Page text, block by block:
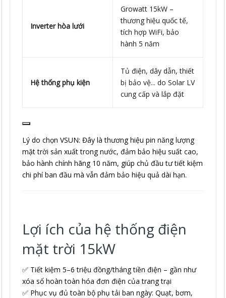
Inverter hòa lưới
Growatt 15kW –
thương hiệu quốc tế,
tích hợp WiFi, bảo
hành 5 năm
Hệ thống phụ kiện
Tủ điện, dây dẫn, thiết
bị bảo vệ... do Solar LV
cung cấp và lắp đặt
Lý do chọn VSUN: Đây là thương hiệu pin năng lượng
mặt trời sản xuất trong nước, đảm bảo hiệu suất cao,
bảo hành chính hãng 10 năm, giúp chủ đầu tư tiết kiệm
chi phí ban đầu mà vẫn đảm bảo hiệu quả dài hạn.
Lợi ích của hệ thống điện
mặt trời 15kW
✅ Tiết kiệm 5–6 triệu đồng/tháng tiền điện – gần như
xóa sổ hoàn toàn hóa đơn điện của trang trại
✅ Phục vụ đủ toàn bộ phụ tải ban ngày: Quạt, bơm,